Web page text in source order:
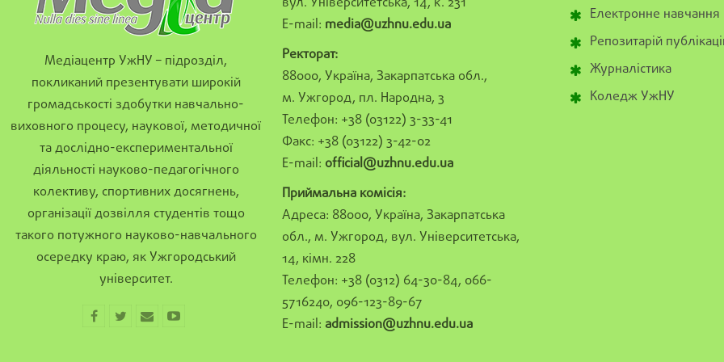
Медіацентр УжНУ – підрозділ,
покликаний презентувати широкій
громадськості здобутки навчально-
виховного процесу, наукової, методичної
та дослідно-експериментальної
діяльності науково-педагогічного
колективу, спортивних досягнень,
організації дозвілля студентів тощо
такого потужного науково-навчального
осередку краю, як Ужгородський
університет.
E-mail: media@uzhnu.edu.ua
Ректорат:
88000, Україна, Закарпатська обл.,
м. Ужгород, пл. Народна, 3
Телефон: +38 (03122) 3-33-41
Факс: +38 (03122) 3-42-02
E-mail: official@uzhnu.edu.ua
Приймальна комісія:
Адреса: 88000, Україна, Закарпатська
обл., м. Ужгород, вул. Університетська,
14, кімн. 228
Телефон: +38 (0312) 64-30-84, 066-
5716240, 096-123-89-67
E-mail: admission@uzhnu.edu.ua
Електронне навчання
Репозитарій
Журналістика
Коледж УжНУ